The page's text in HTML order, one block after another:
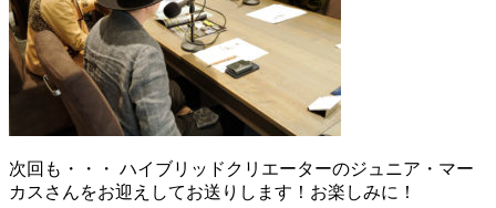
次回も・・・ ハイブリッドクリエーターのジュニア・マー
カスさんをお迎えしてお送りします！お楽しみに！